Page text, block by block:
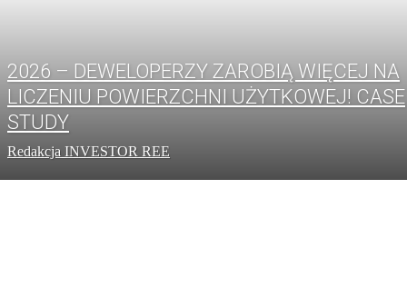
2026 – DEWELOPERZY ZAROBIĄ WIĘCEJ NA
LICZENIU POWIERZCHNI UŻYTKOWEJ! CASE
STUDY
Redakcja INVESTOR REE